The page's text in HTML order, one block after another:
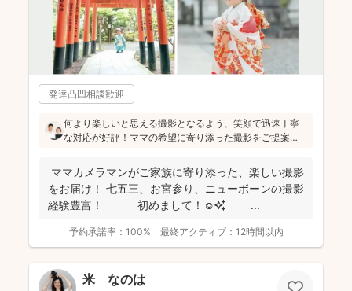
発達凸凹相談歓迎
何より楽しいと思える撮影となるよう、笑顔で迅速丁寧
な対応が好評！ママの希望に寄り添った撮影をご提案
いで済むように、お心がけていらっしゃいます
(^^)fotowaに加わる前から撮影経験も豊富なので、お子
さんの対応もお任せください！
ママカメラマンがご家族に寄り添った、楽しい撮影
をお届け！ 七五三、お宮参り、ニューボーンの撮影
経験豊富！ 初めまして！☺️✨ ...
予約承諾率： 100% 最終アクティブ： 12時間以内
米 なのは